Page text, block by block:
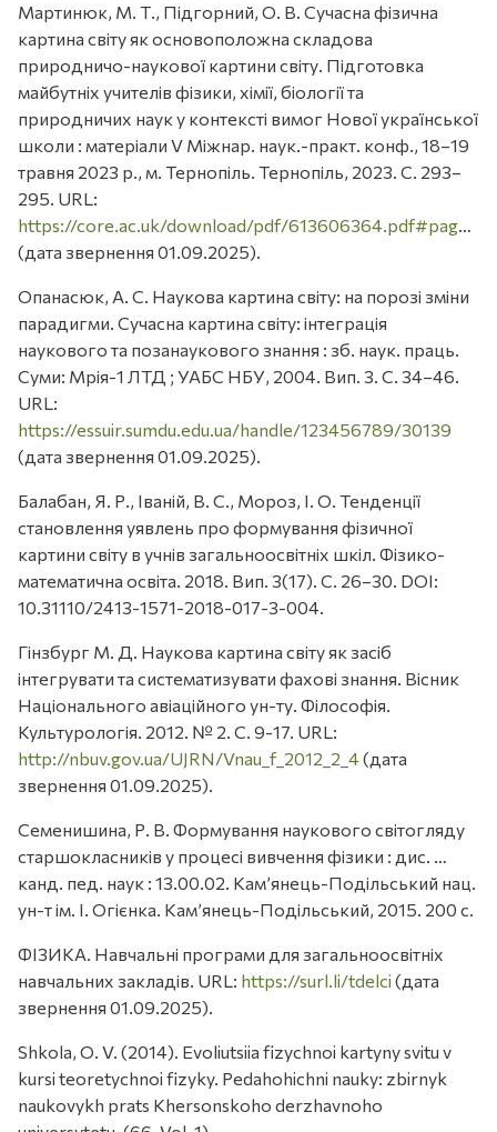
Мартинюк, М. Т., Підгорний, О. В. Сучасна фізична
картина світу як основоположна складова
природничо-наукової картини світу. Підготовка
майбутніх учителів фізики, хімії, біології та
природничих наук у контексті вимог Нової української
школи : матеріали V Міжнар. наук.-практ. конф., 18–19
травня 2023 р., м. Тернопіль. Тернопіль, 2023. С. 293–
295. URL:
https://core.ac.uk/download/pdf/613606364.pdf#page=293
(дата звернення 01.09.2025).
Опанасюк, А. С. Наукова картина світу: на порозі зміни
парадигми. Сучасна картина світу: інтеграція
наукового та позанаукового знання : зб. наук. праць.
Суми: Мрія-1 ЛТД ; УАБС НБУ, 2004. Вип. 3. С. 34–46.
URL:
https://essuir.sumdu.edu.ua/handle/123456789/30139
(дата звернення 01.09.2025).
Балабан, Я. Р., Іваній, В. С., Мороз, І. О. Тенденції
становлення уявлень про формування фізичної
картини світу в учнів загальноосвітніх шкіл. Фізико-
математична освіта. 2018. Вип. 3(17). С. 26–30. DOI:
10.31110/2413-1571-2018-017-3-004.
Гінзбург М. Д. Наукова картина світу як засіб
інтегрувати та систематизувати фахові знання. Вісник
Національного авіаційного ун-ту. Філософія.
Культурологія. 2012. № 2. С. 9-17. URL:
http://nbuv.gov.ua/UJRN/Vnau_f_2012_2_4(дата
звернення 01.09.2025).
Семенишина, Р. В. Формування наукового світогляду
старшокласників у процесі вивчення фізики : дис. …
канд. пед. наук : 13.00.02. Кам’янець-Подільський нац.
ун-т ім. І. Огієнка. Кам’янець-Подільський, 2015. 200 с.
ФІЗИКА. Навчальні програми для загальноосвітніх
навчальних закладів. URL: https://surl.li/tdelci (дата
звернення 01.09.2025).
Shkola, O. V. (2014). Evoliutsiia fizychnoi kartyny svitu v
kursi teoretychnoi fizyky. Pedahohichni nauky: zbirnyk
naukovykh prats Khersonskoho derzhavnoho